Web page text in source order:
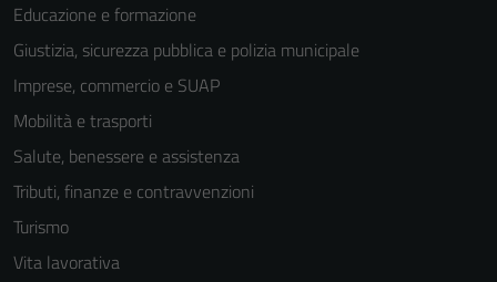
Educazione e formazione
Giustizia, sicurezza pubblica e polizia municipale
Imprese, commercio e SUAP
Mobilità e trasporti
Salute, benessere e assistenza
Tributi, finanze e contravvenzioni
Turismo
Vita lavorativa